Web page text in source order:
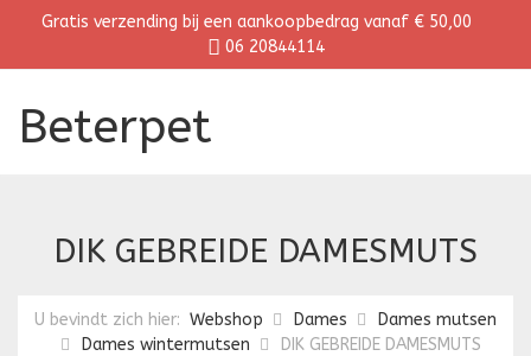
Gratis verzending bij een aankoopbedrag vanaf € 50,00
06 20844114
Beterpet
DIK GEBREIDE DAMESMUTS
U bevindt zich hier: Webshop Dames
Dames mutsen
Dames wintermutsen
DIK GEBREIDE DAMESMUTS